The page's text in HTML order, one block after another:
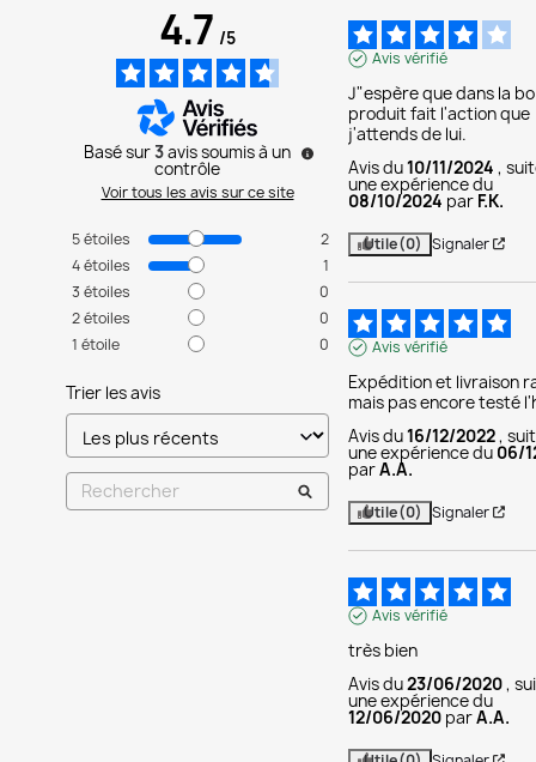
4.7/5
Basé sur3avis soumis à un
contrôle
Voir tous les avis sur ce site
5étoiles
2
4étoiles
1
3 étoiles
0
2étoiles
0
1 étoile 0
Trier les avis
Avis vérifié
J"espère que dans la
produit fait l'action que
j'attends de lui.
Avis du10/11/2024 ,
une expérience du
08/10/2024 par F.K.
Utile(0) Signaler
Avis vérifié
Expédition et livraison
mais pas encore testé
Avis du16/12/2022 ,
une expérience du 06/
parA.A.
Utile(0) Signaler
Avis vérifié
très bien
Avis du23/06/2020 ,
une expérience du
12/06/2020 parA.A.